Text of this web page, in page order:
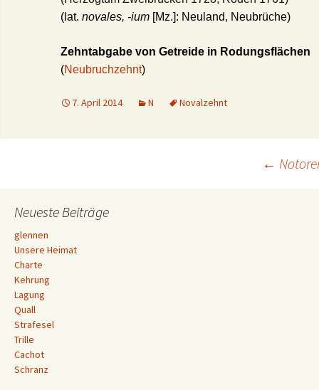
(lat. novales, -ium [Mz.]: Neuland, Neubrüche)
Zehntabgabe von Getreide in Rodungsflächen
(Neubruchzehnt)
7. April 2014 N Novalzehnt
Navigation
←
Neueste Beiträge
glennen
Unsere Heimat
Charte
Kehrung
Lagung
Quall
Strafesel
Trille
Cachot
Schranz